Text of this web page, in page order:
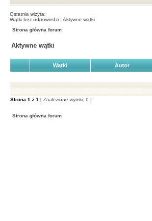
Ostatnia wizyta:
Wątki bez odpowiedzi | Aktywne wątki
Strona główna forum
Aktywne wątki
Wątki Autor
Strona 1 z 1 [ Znalezione wyniki: 0 ]
Strona główna forum